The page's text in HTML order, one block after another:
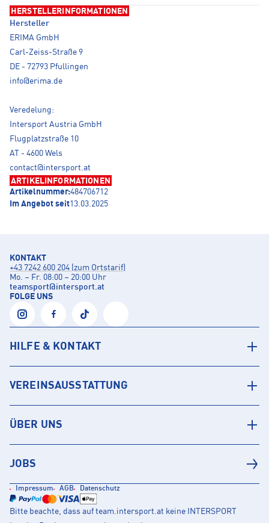
HERSTELLERINFORMATIONEN
Hersteller
ERIMA GmbH
Carl-Zeiss-Straße 9
DE - 72793 Pfullingen
info@erima.de
Veredelung:
Intersport Austria GmbH
Flugplatzstraße 10
AT - 4600 Wels
contact@intersport.at
ARTIKELINFORMATIONEN
Artikelnummer:484706712
Im Angebot seit13.03.2025
KONTAKT
+43 7242 600 204 (zum Ortstarif)
Mo. – Fr. 08:00 – 20:00 Uhr
teamsport@intersport.at
FOLGE UNS
HILFE & KONTAKT
VEREINSAUSSTATTUNG
ÜBER UNS
JOBS
Impressum AGB Datenschutz
Bitte beachte, dass auf team.intersport.at keine INTERSPORT